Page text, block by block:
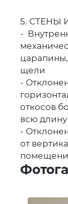
5. СТЕНЫ
-
щели
-
откосов
всю длину
-
от